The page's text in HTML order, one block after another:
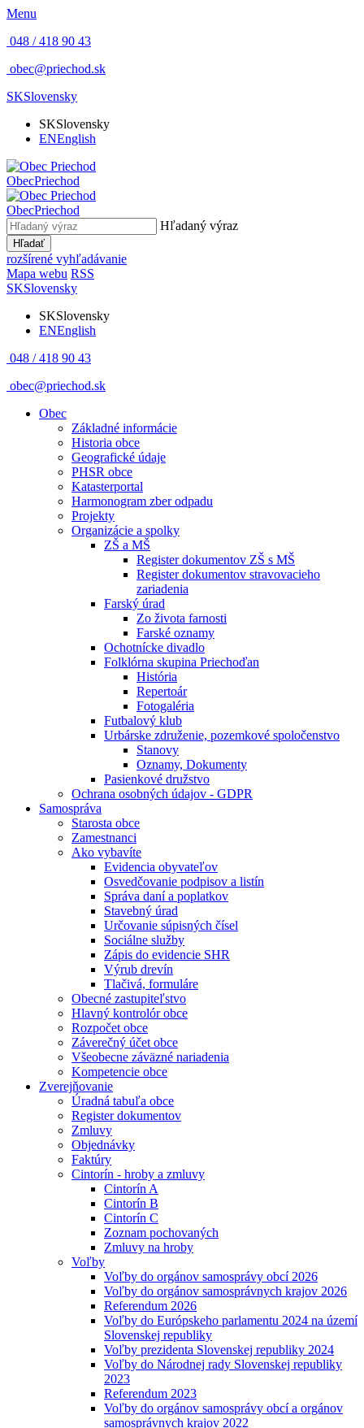
Menu
048 / 418 90 43
obec@priechod.sk
SKSlovensky
SKSlovensky
ENEnglish
ObecPriechod
ObecPriechod
Hľadaný výraz
Hľadať
rozšírené vyhľadávanie
Mapa webu RSS
SKSlovensky
SKSlovensky
ENEnglish
048 / 418 90 43
obec@priechod.sk
Obec
Základné informácie
Historia obce
Geografické údaje
PHSR obce
Katasterportal
Harmonogram zber odpadu
Projekty
Organizácie a spolky
ZŠ a MŠ
Register dokumentov ZŠ s MŠ
Register dokumentov stravovacieho
zariadenia
Farský úrad
Zo života farnosti
Farské oznamy
Ochotnícke divadlo
Folklórna skupina Priechoďan
História
Repertoár
Fotogaléria
Futbalový klub
Urbárske združenie, pozemkové spoločenstvo
Stanovy
Oznamy, Dokumenty
Pasienkové družstvo
Ochrana osobných údajov - GDPR
Samospráva
Starosta obce
Zamestnanci
Ako vybavíte
Evidencia obyvateľov
Osvedčovanie podpisov a listín
Správa daní a poplatkov
Stavebný úrad
Určovanie súpisných čísel
Sociálne služby
Zápis do evidencie SHR
Výrub drevín
Tlačivá, formuláre
Obecné zastupiteľstvo
Hlavný kontrolór obce
Rozpočet obce
Záverečný účet obce
Všeobecne záväzné nariadenia
Kompetencie obce
Zverejňovanie
Úradná tabuľa obce
Register dokumentov
Zmluvy
Objednávky
Faktúry
Cintorín - hroby a zmluvy
Cintorín A
Cintorín B
Cintorín C
Zoznam pochovaných
Zmluvy na hroby
Voľby
Voľby do orgánov samosprávy obcí 2026
Voľby do orgánov samosprávnych krajov 2026
Referendum 2026
Voľby do Európskeho parlamentu 2024 na území
Slovenskej republiky
Voľby prezidenta Slovenskej republiky 2024
Voľby do Národnej rady Slovenskej republiky
2023
Referendum 2023
Voľby do orgánov samosprávy obcí a orgánov
samosprávnych krajov 2022